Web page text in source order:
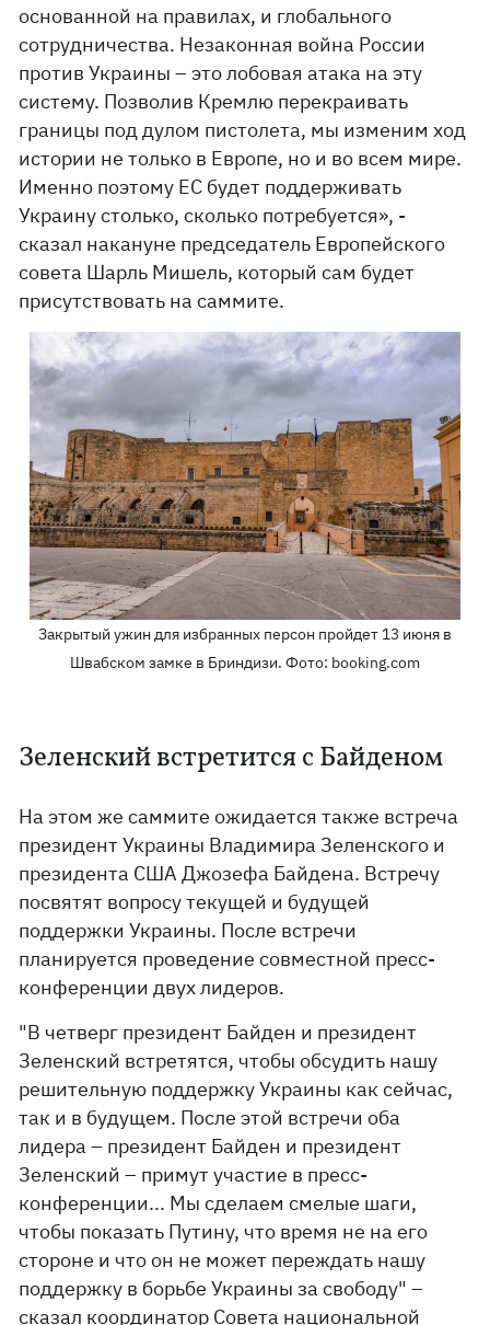
основанной на правилах, и глобального
сотрудничества. Незаконная война России
против Украины – это лобовая атака на эту
систему. Позволив Кремлю перекраивать
границы под дулом пистолета, мы изменим ход
истории не только в Европе, но и во всем мире.
Именно поэтому ЕС будет поддерживать
Украину столько, сколько потребуется», -
сказал накануне председатель Европейского
совета Шарль Мишель, который сам будет
присутствовать на саммите.
Закрытый ужин для избранных персон пройдет 13 июня в
Швабском замке в Бриндизи. Фото: booking.com
Зеленский встретится с Байденом
На этом же саммите ожидается также встреча
президент Украины Владимира Зеленского и
президента США Джозефа Байдена. Встречу
посвятят вопросу текущей и будущей
поддержки Украины. После встречи
планируется проведение совместной пресс-
конференции двух лидеров.
"В четверг президент Байден и президент
Зеленский встретятся, чтобы обсудить нашу
решительную поддержку Украины как сейчас,
так и в будущем. После этой встречи оба
лидера – президент Байден и президент
Зеленский – примут участие в пресс-
конференции... Мы сделаем смелые шаги,
чтобы показать Путину, что время не на его
стороне и что он не может переждать нашу
поддержку в борьбе Украины за свободу" –
сказал координатор Совета национальной